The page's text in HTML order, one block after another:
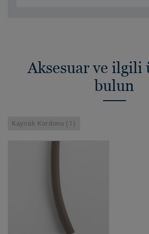
Aksesuar ve ilgili
bulun
Kaynak Kordonu (1)